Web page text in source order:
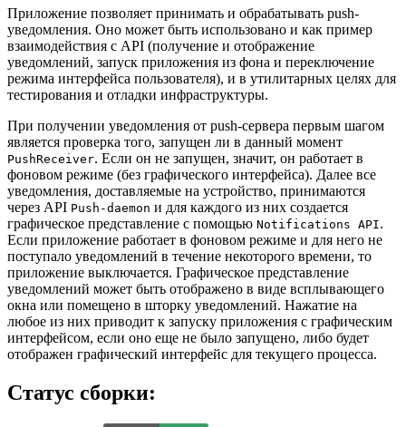
Приложение позволяет принимать и обрабатывать push-
уведомления. Оно может быть использовано и как пример
взаимодействия с API (получение и отображение
уведомлений, запуск приложения из фона и переключение
режима интерфейса пользователя), и в утилитарных целях для
тестирования и отладки инфраструктуры.
При получении уведомления от push-сервера первым шагом
является проверка того, запущен ли в данный момент
PushReceiver. Если он не запущен, значит, он работает в
фоновом режиме (без графического интерфейса). Далее все
уведомления, доставляемые на устройство, принимаются
через API Push-daemon и для каждого из них создается
графическое представление с помощью Notifications API.
Если приложение работает в фоновом режиме и для него не
поступало уведомлений в течение некоторого времени, то
приложение выключается. Графическое представление
уведомлений может быть отображено в виде всплывающего
окна или помещено в шторку уведомлений. Нажатие на
любое из них приводит к запуску приложения с графическим
интерфейсом, если оно еще не было запущено, либо будет
отображен графический интерфейс для текущего процесса.
Статус сборки: